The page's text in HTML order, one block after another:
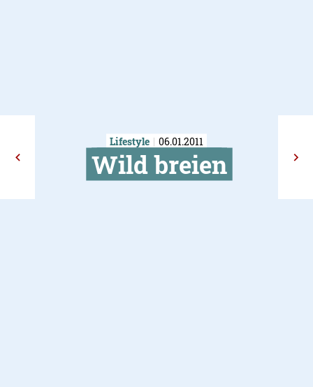
Lifestyle 06.01.2011